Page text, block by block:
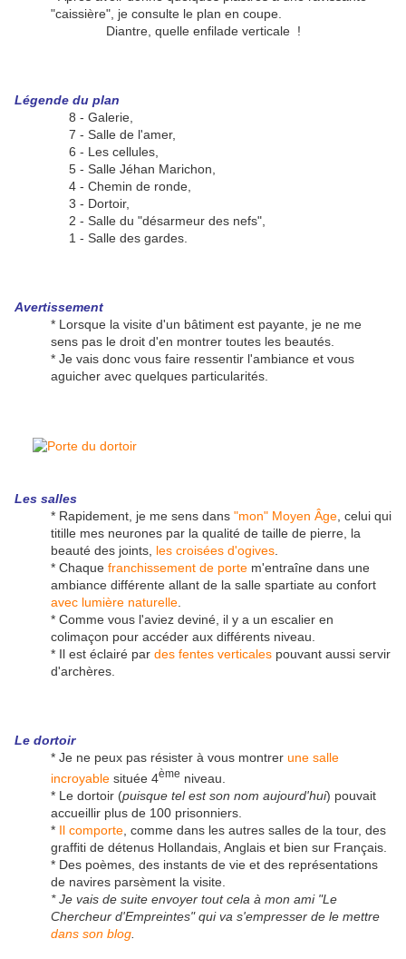
"caissière", je consulte le plan en coupe.
Diantre, quelle enfilade verticale !
Légende du plan
8 - Galerie,
7 - Salle de l'amer,
6 - Les cellules,
5 - Salle Jéhan Marichon,
4 - Chemin de ronde,
3 - Dortoir,
2 - Salle du "désarmeur des nefs",
1 - Salle des gardes.
Avertissement
* Lorsque la visite d'un bâtiment est payante, je ne me
sens pas le droit d'en montrer toutes les beautés.
* Je vais donc vous faire ressentir l'ambiance et vous
aguicher avec quelques particularités.
Les salles
* Rapidement, je me sens dans "mon" Moyen Âge , celui qui
titille mes neurones par la qualité de taille de pierre, la
beauté des joints, les croisées d'ogives
* Chaque franchissement de porte m'entraîne dans une
ambiance différente allant de la salle spartiate au confort
avec lumière naturelle
* Comme vous l'aviez deviné, il y a un escalier en
colimaçon pour accéder aux différents niveau.
* Il est éclairé par des fentes verticales pouvant aussi servir
d'archères.
Le dortoir
* Je ne peux pas résister à vous montrer une salle
incroyable située 4ème niveau.
* Le dortoir (puisque tel est son nom aujourd'hui) pouvait
accueillir plus de 100 prisonniers.
* Il comporte , comme dans les autres salles de la tour, des
graffiti de détenus Hollandais, Anglais et bien sur Français.
* Des poèmes, des instants de vie et des représentations
de navires parsèment la visite.
* Je vais de suite envoyer tout cela à mon ami "Le
Chercheur d'Empreintes" qui va s'empresser de le mettre
dans son blog